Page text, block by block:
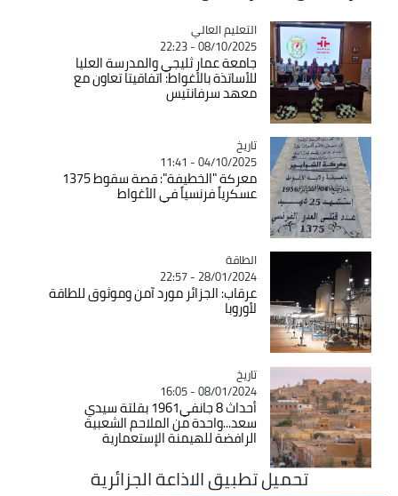
Catégorie
التعليم العالي
08/10/2025 - 22:23
جامعة عمار ثليجي والمدرسة العليا
للأساتذة بالأغواط: اتفاقيتا تعاون مع
معهد سرفانتيس
Catégorie
تاريخ
04/10/2025 - 11:41
معركة "الخطيفة": قصة سقوط 1375
عسكرياً فرنسياً في الأغواط
Catégorie
الطاقة
28/01/2024 - 22:57
عرقاب: الجزائر مورد آمن وموثوق للطاقة
لأوروبا
Catégorie
تاريخ
08/01/2024 - 16:05
أحداث 8 جانفي1961 بقلتة سيدي
سعد...واحدة من الملاحم الشعبية
الرافضة للهيمنة الإستعمارية
تحميل تطبيق الاذاعة الجزائرية